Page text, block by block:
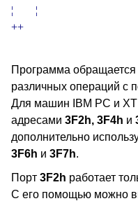
¦        ¦
Программа обращается
различных операций с
Для машин IBM PC и XT
адресами 3F2h, 3F4h и
дополнительно
3F6h и 3F7h.
Порт 3F2h работает
С его помощью можно